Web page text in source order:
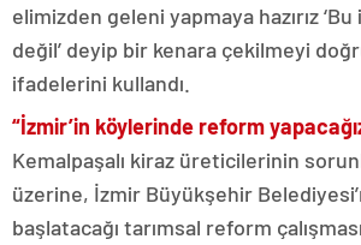
elimizden geleni yapmaya hazırız
değil’ deyip bir kenara çekilmeyi
ifadelerini kullandı.
“İzmir’in köylerinde reform
Kemalpaşalı kiraz üreticilerinin
üzerine, İzmir Büyükşehir
başlatacağı tarımsal reform